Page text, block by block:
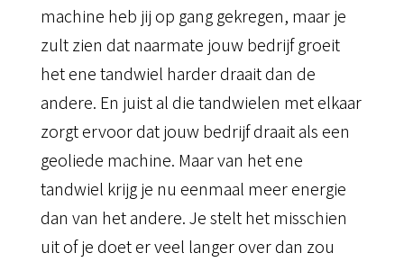
machine heb jij op gang gekregen, maar je
zult zien dat naarmate jouw bedrijf groeit
het ene tandwiel harder draait dan de
andere. En juist al die tandwielen met elkaar
zorgt ervoor dat jouw bedrijf draait als een
geoliede machine. Maar van het ene
tandwiel krijg je nu eenmaal meer energie
dan van het andere. Je stelt het misschien
uit of je doet er veel langer over dan zou